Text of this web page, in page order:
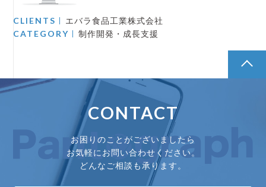
CLIENTS エバラ食品工業株式会社
CATEGORY 制作開発・成長支援
CONTACT
お困りのことがございましたら
お気軽にお問い合わせください。
どんなご相談も承ります。